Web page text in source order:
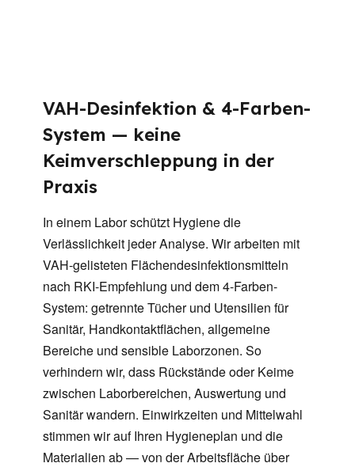
VAH-Desinfektion & 4-Farben-
System — keine
Keimverschleppung in der
Praxis
In einem Labor schützt Hygiene die
Verlässlichkeit jeder Analyse. Wir arbeiten mit
VAH-gelisteten Flächendesinfektionsmitteln
nach RKI-Empfehlung und dem 4-Farben-
System: getrennte Tücher und Utensilien für
Sanitär, Handkontaktflächen, allgemeine
Bereiche und sensible Laborzonen. So
verhindern wir, dass Rückstände oder Keime
zwischen Laborbereichen, Auswertung und
Sanitär wandern. Einwirkzeiten und Mittelwahl
stimmen wir auf Ihren Hygieneplan und die
Materialien ab — von der Arbeitsfläche über